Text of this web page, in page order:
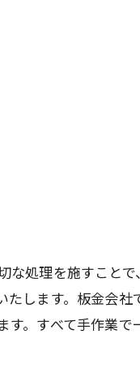
処理を施すこと
します。板金会
。すべて手作業